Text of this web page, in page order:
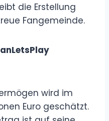
die Erstellung
Fangemeinde.
wird im
Euro geschätzt.